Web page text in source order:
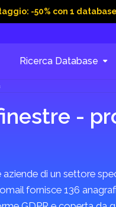
-50% con 1
Ricerca Database
-
di un settore
fornisce 136